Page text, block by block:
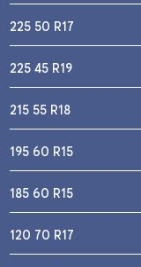
225 50 R17
225 45 R19
215 55 R18
195 60 R15
185 60 R15
120 70 R17